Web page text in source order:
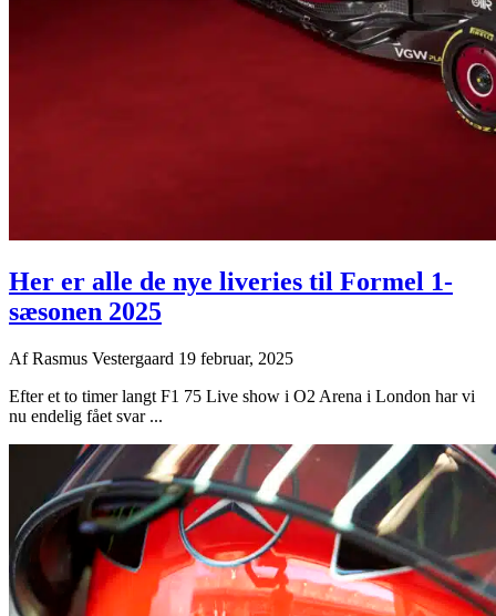
Her er alle de nye liveries til Formel 1-
sæsonen 2025
AfRasmus Vestergaard 19 februar, 2025
Efter et to timer langt F1 75 Live show i O2 Arena i London har vi
nu endelig fået svar ...